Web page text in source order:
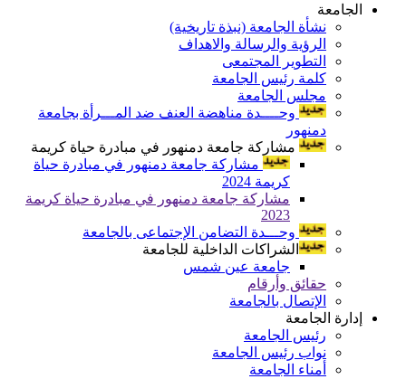
الجامعة
نشأة الجامعة (نبذة تاريخية)
الرؤية والرسالة والاهداف
التطوير المجتمعى
كلمة رئيس الجامعة
مجلس الجامعة
وحــــدة مناهضة العنف ضد المـــرأة بجامعة
دمنهور
مشاركة جامعة دمنهور في مبادرة حياة كريمة
مشاركة جامعة دمنهور في مبادرة حياة
كريمة 2024
مشاركة جامعة دمنهور في مبادرة حياة كريمة
2023
وحـــدة التضامن الإجتماعى بالجامعة
الشراكات الداخلية للجامعة
جامعة عين شمس
حقائق وأرقام
الإتصال بالجامعة
إدارة الجامعة
رئيس الجامعة
نواب رئيس الجامعة
أمناء الجامعة